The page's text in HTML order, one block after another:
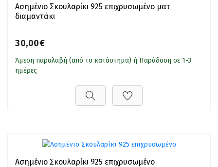
Ασημένιο Σκουλαρίκι 925 επιχρυσωμένο ματ
διαμαντάκι
30,00€
Άμεση παραλαβή (από το κατάστημα) ή Παράδοση σε 1-3
ημέρες
Ασημένιο Σκουλαρίκι 925 επιχρυσωμένο